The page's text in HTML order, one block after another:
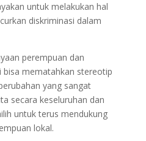
untuk melakukan hal
diskriminasi dalam
perempuan dan
bisa mematahkan stereotip
yang sangat
secara keseluruhan dan
untuk terus mendukung
lokal.